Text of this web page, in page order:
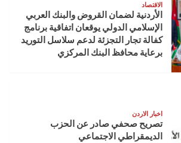
الاقتصاد
الأردنية لضمان القروض والبنك العربي
الإسلامي الدولي يوقعان اتفاقية برنامج
كفالة تجار التجزئة لدعم سلاسل التوريد
برعاية محافظ البنك المركزي
اخبار الاردن
تصريح صحفي صادر عن الحزب
الديمقراطي الاجتماعي